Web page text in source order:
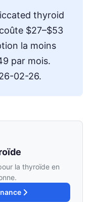
thyroid
$27–$53
la moins
par mois.
02-26.
la thyroïde en